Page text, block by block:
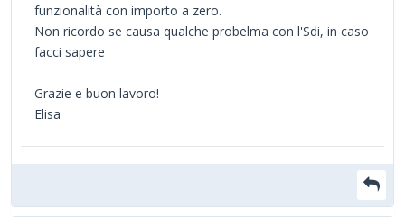
funzionalità con importo a zero.
Non ricordo se causa qualche probelma con l'Sdi, in caso
facci sapere
Grazie e buon lavoro!
Elisa